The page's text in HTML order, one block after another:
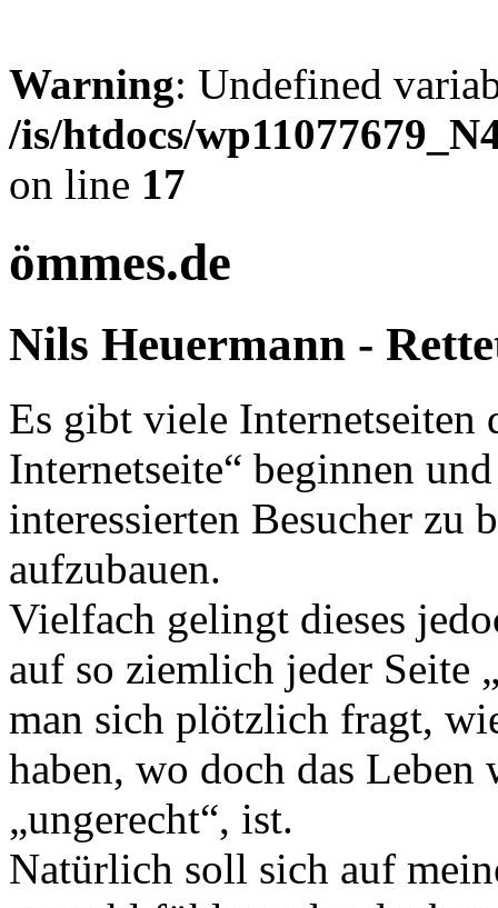
Warning: Undefined
/is/htdocs/
on line 17
ömmes.de
Nils Heuermann -
Es gibt viele
Internetseite
beginnen
interessierten Besucher zu
aufzubauen.
Vielfach gelingt dieses
auf so ziemlich jeder Seite
man sich plötzlich fragt,
haben, wo doch das
ungerecht , ist.
Natürlich soll sich auf